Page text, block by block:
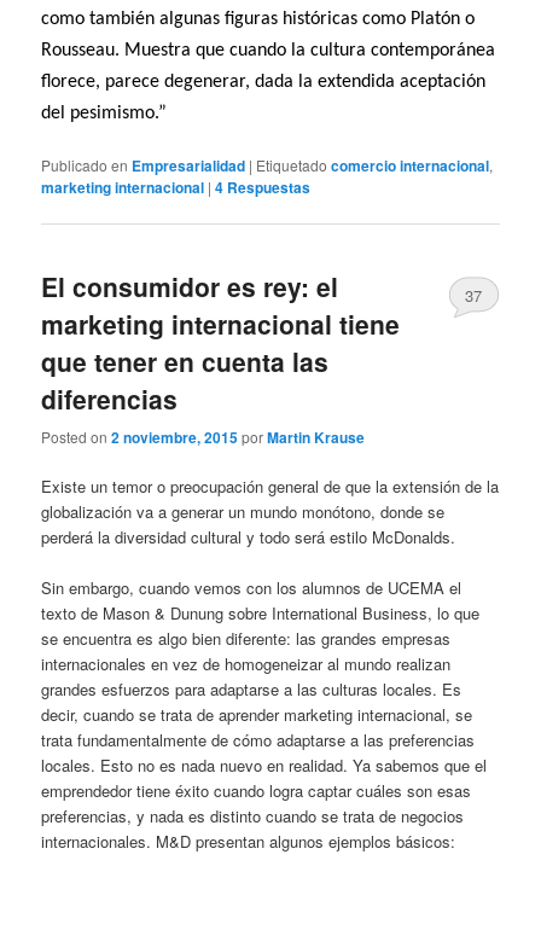
como también algunas figuras históricas como Platón o
Rousseau. Muestra que cuando la cultura contemporánea
florece, parece degenerar, dada la extendida aceptación
del pesimismo.”
Publicado en Empresarialidad | Etiquetado comercio internacional,
marketing internacional |4 Respuestas
El consumidor es rey: el
marketing internacional tiene
que tener en cuenta las
diferencias
Posted on2 noviembre, 2015porMartin Krause
37
Existe un temor o preocupación general de que la extensión de la
globalización va a generar un mundo monótono, donde se
perderá la diversidad cultural y todo será estilo McDonalds.
Sin embargo, cuando vemos con los alumnos de UCEMA el
texto de Mason & Dunung sobre International Business, lo que
se encuentra es algo bien diferente: las grandes empresas
internacionales en vez de homogeneizar al mundo realizan
grandes esfuerzos para adaptarse a las culturas locales. Es
decir, cuando se trata de aprender marketing internacional, se
trata fundamentalmente de cómo adaptarse a las preferencias
locales. Esto no es nada nuevo en realidad. Ya sabemos que el
emprendedor tiene éxito cuando logra captar cuáles son esas
preferencias, y nada es distinto cuando se trata de negocios
internacionales. M&D presentan algunos ejemplos básicos: